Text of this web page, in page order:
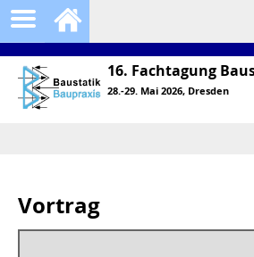
16. Fachtagung
28.-29. Mai 2026, Dresden
Vortrag